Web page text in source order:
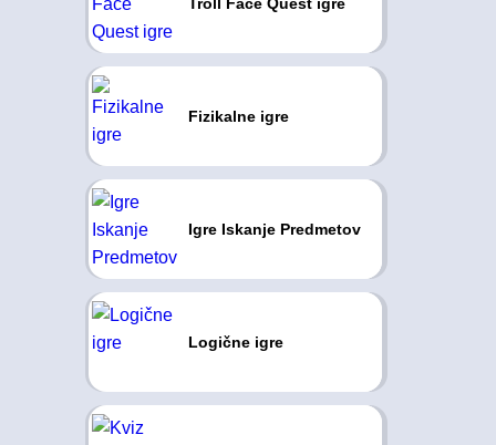
Fizikalne igre
Igre Iskanje Predmetov
Logične igre